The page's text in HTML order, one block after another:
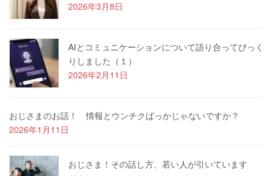
2026年3月8日
AIとコミュニケーションについて語り合ってびっく
りしました（１）
2026年2月11日
おじさまのお話！ 情報とウンチクばっかじゃないですか？
2026年1月11日
おじさま！その話し方、若い人が引いています